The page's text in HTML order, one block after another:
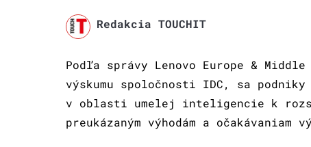
Redakcia TOUCHIT
Podľa správy Lenovo Europe &
výskumu spoločnosti IDC, sa
v oblasti umelej inteligencie k
preukázaným výhodám a očakávaniam